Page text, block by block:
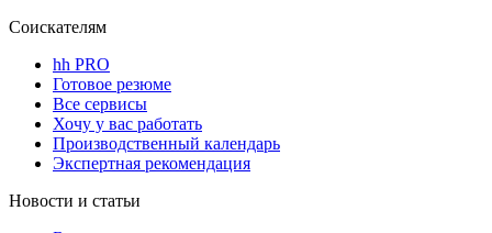
Соискателям
hh PRO
Готовое резюме
Все сервисы
Хочу у вас работать
Производственный календарь
Экспертная рекомендация
Новости и статьи